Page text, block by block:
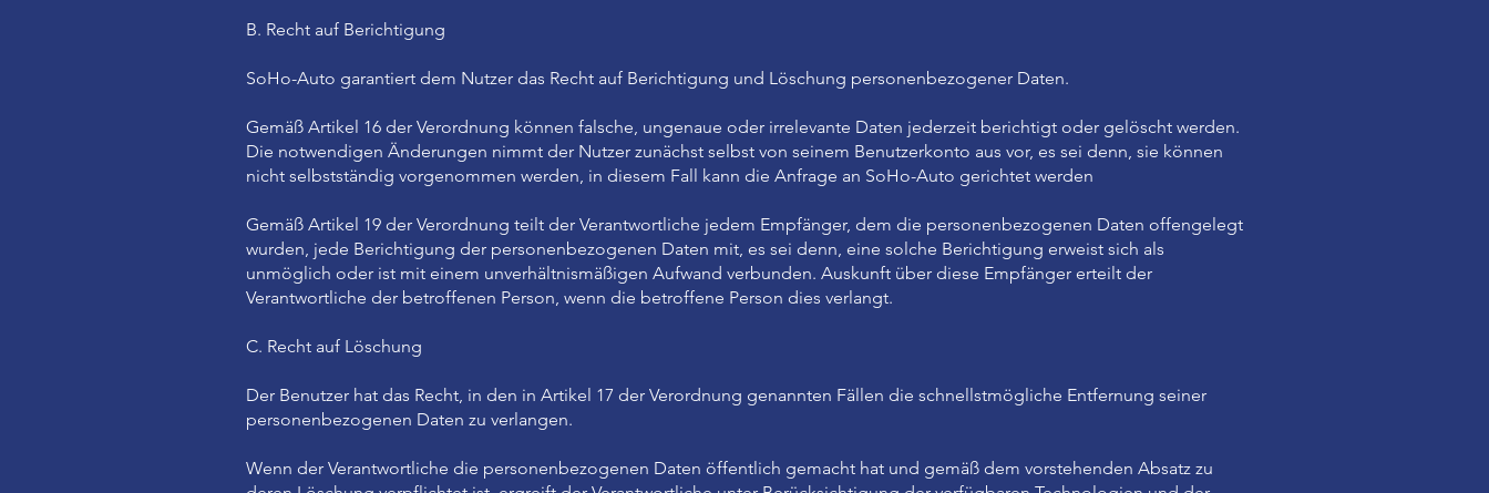
B. Recht auf Berichtigung
SoHo-Auto garantiert dem Nutzer das Recht auf Berichtigung und Löschung personenbezogener Daten.
Gemäß Artikel 16 der Verordnung können falsche, ungenaue oder irrelevante Daten jederzeit berichtigt oder gelöscht werden.
Die notwendigen Änderungen nimmt der Nutzer zunächst selbst von seinem Benutzerkonto aus vor, es sei denn, sie können
nicht selbstständig vorgenommen werden, in diesem Fall kann die Anfrage an SoHo-Auto gerichtet werden
Gemäß Artikel 19 der Verordnung teilt der Verantwortliche jedem Empfänger, dem die personenbezogenen Daten offengelegt
wurden, jede Berichtigung der personenbezogenen Daten mit, es sei denn, eine solche Berichtigung erweist sich als
unmöglich oder ist mit einem unverhältnismäßigen Aufwand verbunden. Auskunft über diese Empfänger erteilt der
Verantwortliche der betroffenen Person, wenn die betroffene Person dies verlangt.
C. Recht auf Löschung
Der Benutzer hat das Recht, in den in Artikel 17 der Verordnung genannten Fällen die schnellstmögliche Entfernung seiner
personenbezogenen Daten zu verlangen.
Wenn der Verantwortliche die personenbezogenen Daten öffentlich gemacht hat und gemäß dem vorstehenden Absatz zu